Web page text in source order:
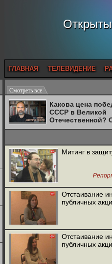
ГЛАВНАЯ ТЕЛЕВИДЕНИЕ
Смотреть все
Какова цена
СССР в Великой
Отечественной?
Двуреченский о
Митинг в
Отстаивание
публичных
Отстаивание
публичных